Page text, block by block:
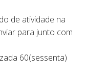
de atividade na
para junto com
60(sessenta)